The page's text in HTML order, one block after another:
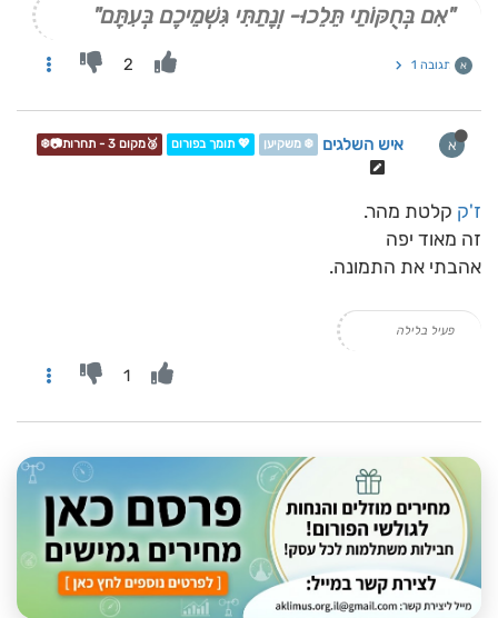
"אִם בְּחֻקּוֹתַי תֵּלֵכוּ- וְנָתַתִּי גִּשְׁמֵיכֶם בְּעִתָּם"
א תגובה 1 2
א איש השלגים ❄️ משקיען 💖 תומך בפורום 🥉מקום 3 - תחרות📷❄️
ז'ק קלטת מהר.
זה מאוד יפה
אהבתי את התמונה.
פעיל בלילה
1